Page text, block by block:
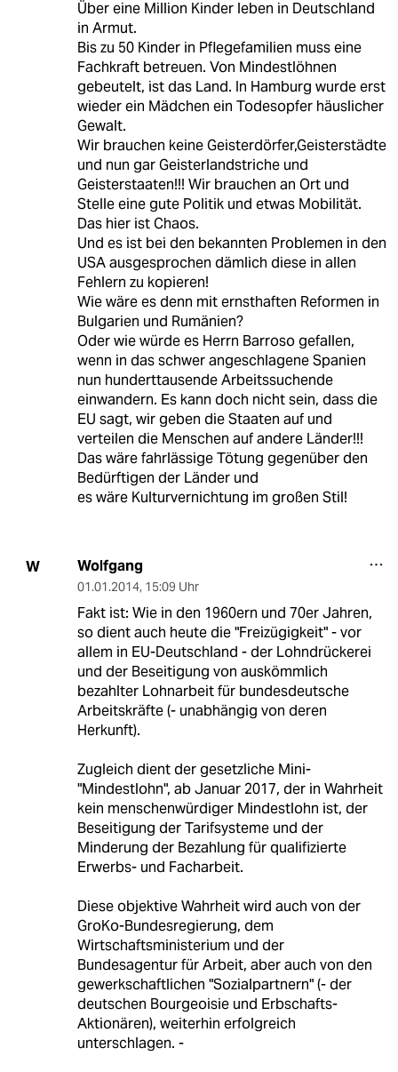
Über eine Million Kinder leben in Deutschland
in Armut.
Bis zu 50 Kinder in Pflegefamilien muss eine
Fachkraft betreuen. Von Mindestlöhnen
gebeutelt, ist das Land. In Hamburg wurde erst
wieder ein Mädchen ein Todesopfer häuslicher
Gewalt.
Wir brauchen keine Geisterdörfer,Geisterstädte
und nun gar Geisterlandstriche und
Geisterstaaten!!! Wir brauchen an Ort und
Stelle eine gute Politik und etwas Mobilität.
Das hier ist Chaos.
Und es ist bei den bekannten Problemen in den
USA ausgesprochen dämlich diese in allen
Fehlern zu kopieren!
Wie wäre es denn mit ernsthaften Reformen in
Bulgarien und Rumänien?
Oder wie würde es Herrn Barroso gefallen,
wenn in das schwer angeschlagene Spanien
nun hunderttausende Arbeitssuchende
einwandern. Es kann doch nicht sein, dass die
EU sagt, wir geben die Staaten auf und
verteilen die Menschen auf andere Länder!!!
Das wäre fahrlässige Tötung gegenüber den
Bedürftigen der Länder und
es wäre Kulturvernichtung im großen Stil!
W Wolfgang
01.01.2014, 15:09 Uhr
Fakt ist: Wie in den 1960ern und 70er Jahren,
so dient auch heute die "Freizügigkeit" - vor
allem in EU-Deutschland - der Lohndrückerei
und der Beseitigung von auskömmlich
bezahlter Lohnarbeit für bundesdeutsche
Arbeitskräfte (- unabhängig von deren
Herkunft).
Zugleich dient der gesetzliche Mini-
"Mindestlohn", ab Januar 2017, der in Wahrheit
kein menschenwürdiger Mindestlohn ist, der
Beseitigung der Tarifsysteme und der
Minderung der Bezahlung für qualifizierte
Erwerbs- und Facharbeit.
Diese objektive Wahrheit wird auch von der
GroKo-Bundesregierung, dem
Wirtschaftsministerium und der
Bundesagentur für Arbeit, aber auch von den
gewerkschaftlichen "Sozialpartnern" (- der
deutschen Bourgeoisie und Erbschafts-
Aktionären), weiterhin erfolgreich
unterschlagen. -